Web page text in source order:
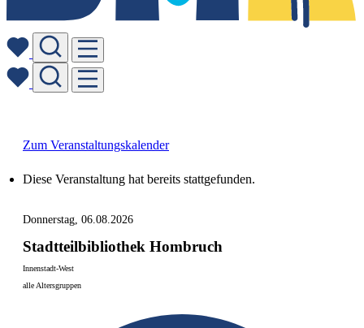
Zum Veranstaltungskalender
Diese Veranstaltung hat bereits stattgefunden.
Donnerstag, 06.08.2026
Stadtteilbibliothek Hombruch
Innenstadt-West
alle Altersgruppen